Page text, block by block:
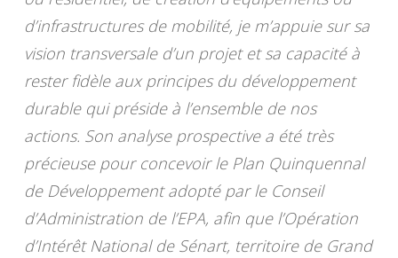
d’infrastructures de mobilité, je m’appuie sur sa
vision transversale d’un projet et sa capacité à
rester fidèle aux principes du développement
durable qui préside à l’ensemble de nos
actions. Son analyse prospective a été très
précieuse pour concevoir le Plan Quinquennal
de Développement adopté par le Conseil
d’Administration de l’EPA, afin que l’Opération
d’Intérêt National de Sénart, territoire de Grand